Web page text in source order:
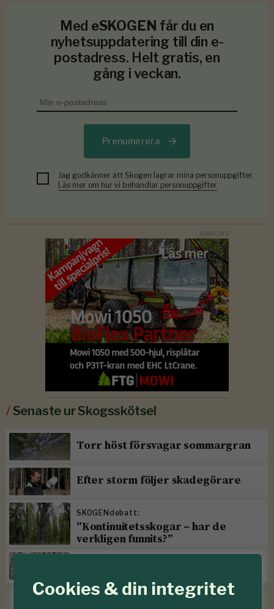
Cookies & din integritet
Med eSKOGEN får du en
nyhetsuppdatering till din e-
postadress. Helt gratis, en
gång i veckan.
Prenumerera
Jag godkänner att Skogen lagrar mina personuppgifter.
Läs mer om hur vi behandlar personuppgifter
/Senaste ur Skogsskötsel
Torr höst försvagar sommargran
Efter storm följer skadegörare
SKOGENdebatt:
”Kontinuitetsskogar – har de
verkligen funnits?”